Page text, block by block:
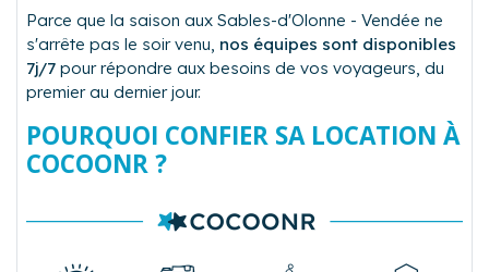
Parce que la saison aux Sables-d'Olonne - Vendée ne
s'arrête pas le soir venu, nos équipes sont disponibles
7j/7 pour répondre aux besoins de vos voyageurs, du
premier au dernier jour.
POURQUOI CONFIER SA LOCATION À
COCOONR ?